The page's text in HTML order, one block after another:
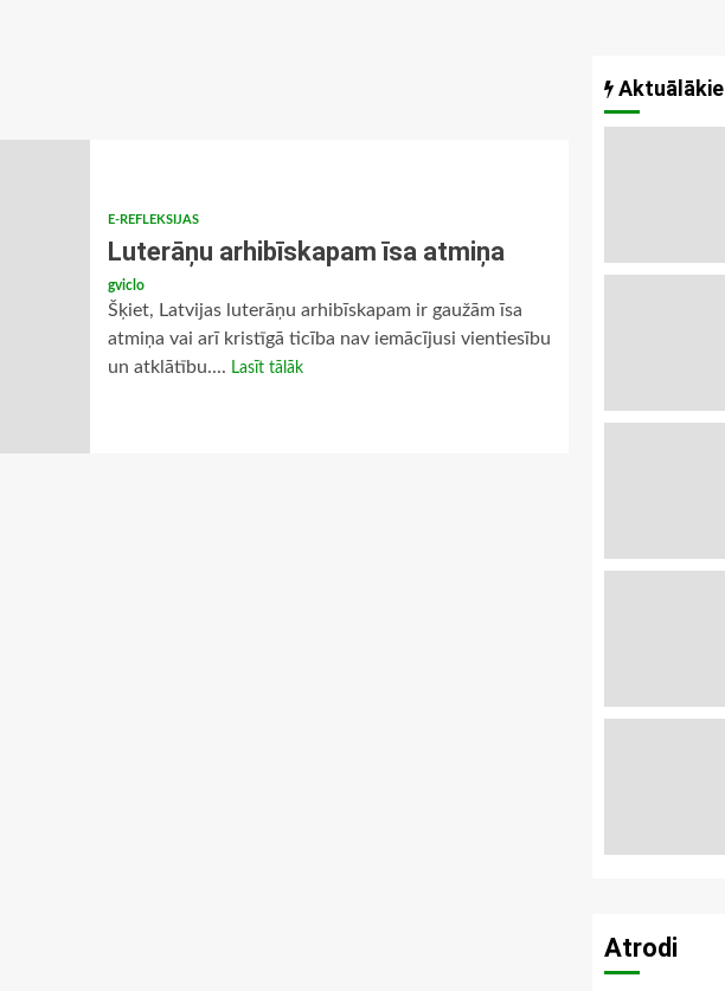
E-REFLEKSIJAS
Luterāņu arhibīskapam īsa atmiņa
gviclo
Šķiet, Latvijas luterāņu arhibīskapam ir gaužām īsa
atmiņa vai arī kristīgā ticība nav iemācījusi vientiesību
un atklātību.... Lasīt tālāk
Aktuālākie
Atrodi